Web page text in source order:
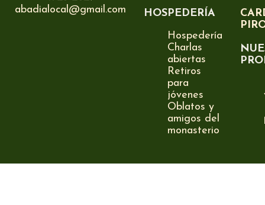
abadialocal@gmail.com
HOSPEDERÍA
Hospedería
Charlas
abiertas
Retiros
para
jóvenes
Oblatos y
amigos del
monasterio